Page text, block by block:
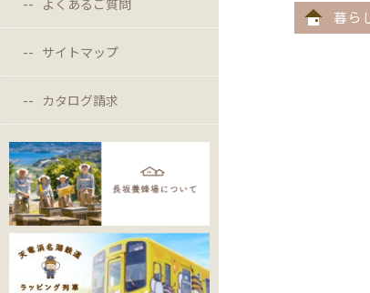
サイトマップ
カタログ請求
暮ら